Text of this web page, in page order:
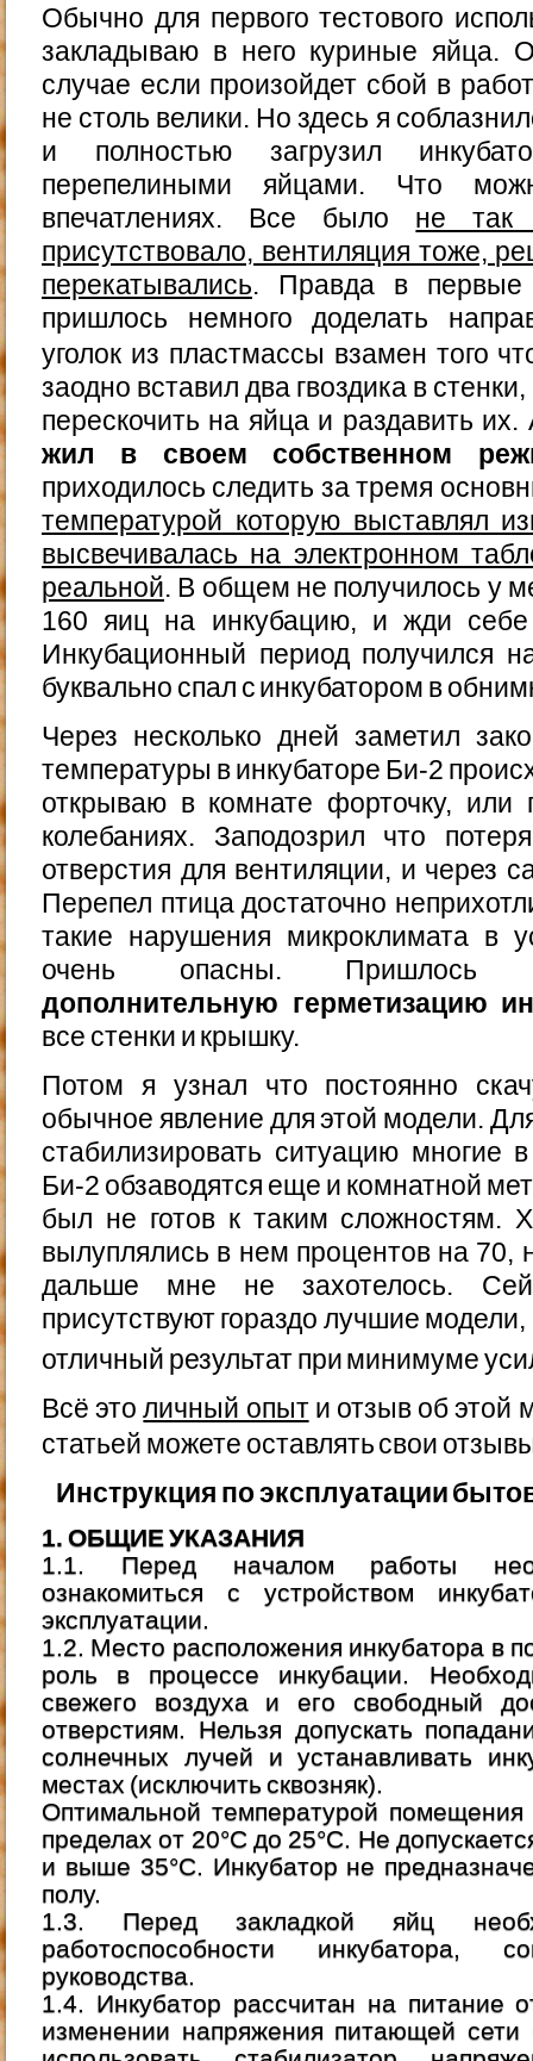
Обычно для первого тестового
закладываю в него куриные яйца.
случае если произойдет сбой в
не столь велики. Но здесь я
и полностью загрузил
перепелиными яйцами. Что
впечатлениях. Все было не
присутствовало, вентиляция тоже,
перекатывались. Правда в первые
пришлось немного доделать
уголок из пластмассы взамен того
заодно вставил два гвоздика в
перескочить на яйца и раздавить
жил в своем собственном
приходилось следить за тремя
температурой которую выставлял
высвечивалась на электронном
реальной. В общем не получилось у
160 яиц на инкубацию, и жди себе
Инкубационный период получился
буквально спал с инкубатором в
Через несколько дней заметил
температуры в инкубаторе Би-2
открываю в комнате форточку, или
колебаниях. Заподозрил что
отверстия для вентиляции, и через
Перепел птица достаточно
такие нарушения микроклимата в
очень опасны. Пришлось
дополнительную герметизацию
все стенки и крышку.
Потом я узнал что постоянно
обычное явление для этой модели.
стабилизировать ситуацию многие
Би-2 обзаводятся еще и комнатной
был не готов к таким сложностям.
вылуплялись в нем процентов на 70,
дальше мне не захотелось.
присутствуют гораздо лучшие
отличный результат при минимуме
Всё этоличный опыти отзыв об этой
статьей можете оставлять свои
Инструкция по эксплуатации
1. ОБЩИЕ УКАЗАНИЯ
1.1. Перед началом работы
ознакомиться с устройством
эксплуатации.
1.2. Место расположения инкубатора в
роль в процессе инкубации.
свежего воздуха и его свободный
отверстиям. Нельзя допускать
солнечных лучей и устанавливать
местах (исключить сквозняк).
Оптимальной температурой помещения
пределах от 20°С до 25°С. Не
и выше 35°С. Инкубатор не
полу.
1.3. Перед закладкой яйц
работоспособности инкубатора,
руководства.
1.4. Инкубатор рассчитан на питание
изменении напряжения питающей